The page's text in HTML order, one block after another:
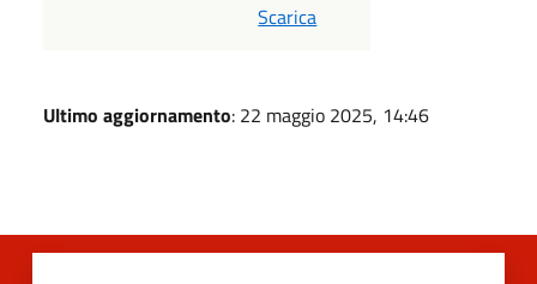
Scarica
Ultimo aggiornamento: 22 maggio 2025, 14:46